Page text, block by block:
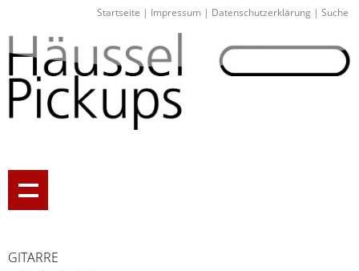
Startseite | Impressum | Datenschutzerklärung | Suche
GITARRE